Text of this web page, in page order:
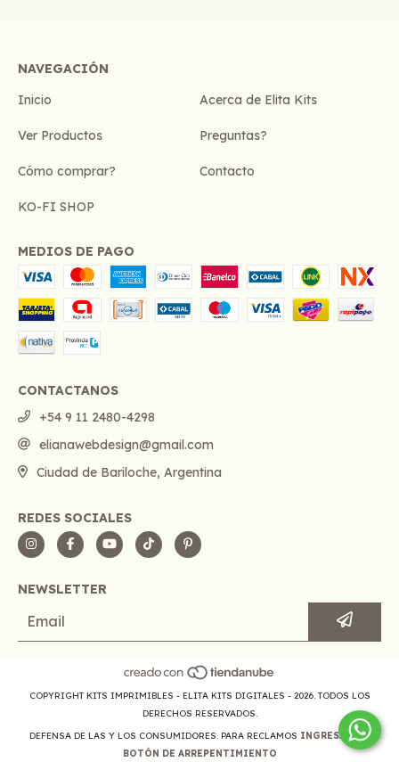
NAVEGACIÓN
Inicio
Acerca de Elita Kits
Ver Productos Preguntas?
Cómo comprar? Contacto
KO-FI SHOP
MEDIOS DE PAGO
CONTACTANOS
+54 9 11 2480-4298
elianawebdesign@gmail.com
Ciudad de Bariloche, Argentina
REDES SOCIALES
NEWSLETTER
COPYRIGHT KITS IMPRIMIBLES - ELITA KITS DIGITALES - 2026. TODOS LOS
DERECHOS RESERVADOS.
DEFENSA DE LAS Y LOS CONSUMIDORES. PARA RECLAMOS INGRESÁ ACÁ.
BOTÓN DE ARREPENTIMIENTO